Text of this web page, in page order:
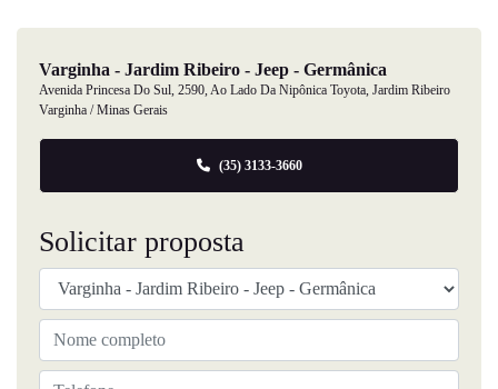
Varginha - Jardim Ribeiro - Jeep - Germânica
Avenida Princesa Do Sul, 2590, Ao Lado Da Nipônica Toyota, Jardim Ribeiro
Varginha / Minas Gerais
(35) 3133-3660
Solicitar proposta